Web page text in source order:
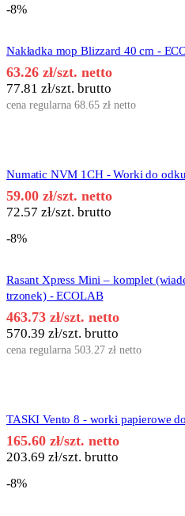
-8%
Nakładka mop Blizzard 40 cm -
63.26 zł/szt. netto
77.81 zł/szt. brutto
cena regularna 68.65 zł netto
Numatic NVM 1CH - Worki do
59.00 zł/szt. netto
72.57 zł/szt. brutto
-8%
Rasant Xpress Mini – komplet
trzonek) - ECOLAB
463.73 zł/szt. netto
570.39 zł/szt. brutto
cena regularna 503.27 zł netto
TASKI Vento 8 - worki papierowe
165.60 zł/szt. netto
203.69 zł/szt. brutto
-8%